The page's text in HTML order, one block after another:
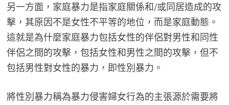
另一方面，家庭暴力是指家庭關係和/或同居造成的攻
擊，其原因不是女性不平等的地位，而是家庭動態。
這就是為什麼家庭暴力包括女性的伴侶對男性和同性
伴侶之間的攻擊，包括女性和男性之間的攻擊，但不
包括男性對女性的暴力，即性別暴力。
將性別暴力稱為暴力侵害婦女行為的主張源於需要將